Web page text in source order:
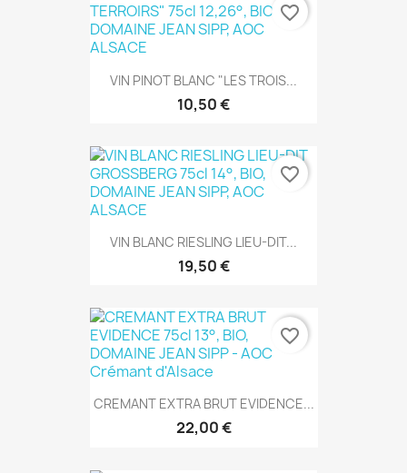
VIN PINOT BLANC "LES TROIS...
10,50 €
favorite_border
VIN BLANC RIESLING LIEU-DIT...
19,50 €
favorite_border
CREMANT EXTRA BRUT EVIDENCE...
22,00 €
favorite_border